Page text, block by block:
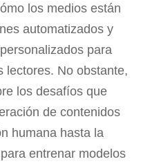
los medios están
automatizados y
para
lectores. No obstante,
los desafíos que
de contenidos
humana hasta la
entrenar modelos